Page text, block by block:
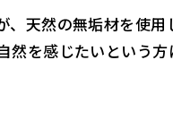
天然の無垢材を使
を感じたいという